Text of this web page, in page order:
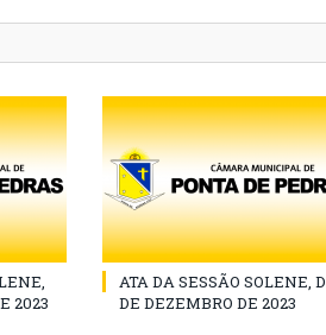
2023
ATA DA SESSÃO SOLENE,
DE DEZEMBRO DE 2023